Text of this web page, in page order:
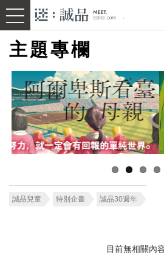
主題專欄
誠品兒童 特別企畫 誠品30週年
目前無相關內